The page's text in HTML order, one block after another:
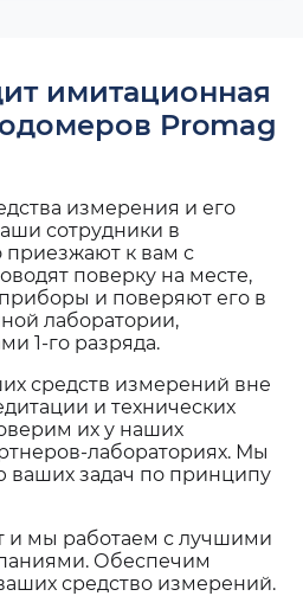
имитационная
Promag
измерения и его
сотрудники в
приезжают к вам с
поверку на месте,
и поверяют его в
лаборатории,
1-го разряда.
средств измерений вне
и технических
их у наших
лабораториях. Мы
задач по принципу
и мы работаем с лучшими
Обеспечим
средство измерений.